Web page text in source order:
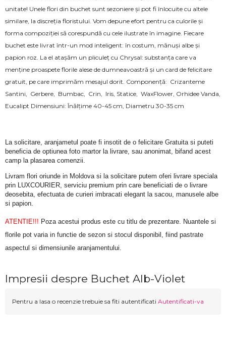
unitate! Unele flori din buchet sunt sezoniere și pot fi înlocuite cu altele
similare, la discreția floristului. Vom depune efort pentru ca culorile și
forma compoziției să corespundă cu cele ilustrate în imagine. Fiecare
buchet este livrat într-un mod inteligent: în costum, mănuși albe și
papion roz. La el atașăm un pliculeț cu Chrysal: substanța care va
menține proaspete florile alese de dumneavoastră și un card de felicitare
gratuit, pe care imprimăm mesajul dorit. Componenţă: Crizanteme
Santini, Gerbere, Bumbac, Crin, Iris, Statice, WaxFlower, Orhidee Vanda,
Eucalipt Dimensiuni: Înălţime 40-45 cm, Diametru 30-35 cm
La solicitare, aranjametul poate fi insotit de o felicitare Gratuita si puteti
beneficia de optiunea foto martor la livrare, sau anonimat, bifand acest
camp la plasarea comenzii.
Livram flori oriunde in Moldova si la solicitare putem oferi livrare speciala
prin LUXCOURIER, serviciu premium prin care beneficiati de o livrare
deosebita, efectuata de curieri imbracati elegant la sacou, manusele albe
si papion.
ATENTIE!!! Poza acestui produs este cu titlu de prezentare. Nuantele si
florile pot varia in functie de sezon si stocul disponibil, fiind pastrate
aspectul si dimensiunile aranjamentului.
Impresii despre Buchet Alb-Violet
Pentru a lasa o recenzie trebuie sa fiti autentificati Autentificati-va